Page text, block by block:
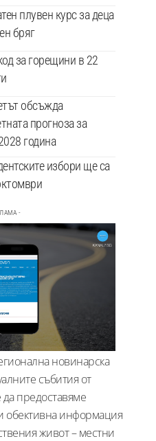
плувен курс за деца
бряг
за горещини в 22
обсъжда
прогноза за
година
избори ще са
-
новинарска
събития от
предоставяме
обективна информация
живот – местни